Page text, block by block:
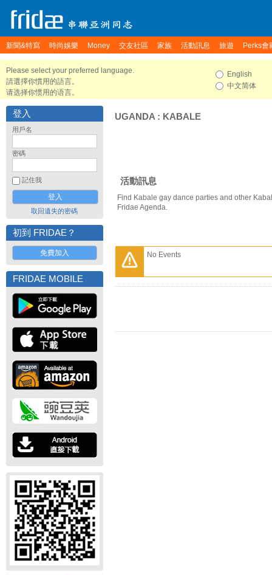
新聞&特寫 時尚娛樂 Money 交友社區 家族 活動訊息 旅遊 Perks會
Please select your preferred language.
請選擇你慣用的語言。
请选择你惯用的语言。
English
中文简体
登入
用戶名
密碼
記住我
取回遺失的密碼
初到 FRIDAE？
免費加入
FRIDAE MOBILE
UGANDA : KABALE
活動訊息
Find Kabale gay dance parties and other
Fridae Agenda.
No Events